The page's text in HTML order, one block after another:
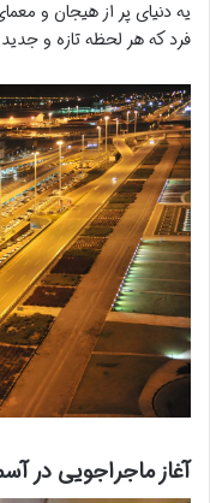
یه دنیای پر از هیجان و
فرد که هر لحظه تازه و
آغاز ماجراجویی در